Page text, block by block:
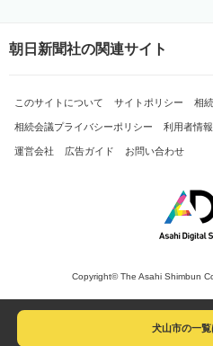
犬山市の一覧
朝日新聞社の関連サイト
このサイトについて サイトポリシー 相
相続会議プライバシーポリシー 利用者情
運営会社 広告ガイド お問い合わせ
Copyright© The Asahi Shimbun